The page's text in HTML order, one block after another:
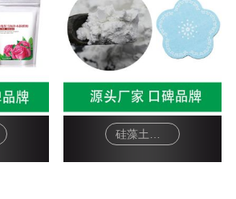
硅藻土工艺品-杯垫